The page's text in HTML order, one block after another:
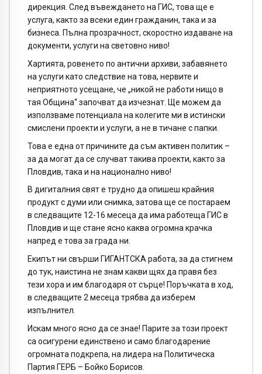
дирекция. След въвеждането на ГИС, това ще е
услуга, както за всеки един гражданин, така и за
бизнеса. Пълна прозрачност, скоростно издаване на
документи, услуги на световно ниво!
Хартията, ровенето по антични архиви, забавянето
на услуги като следствие на това, нервите и
неприятното усещане, че „никой не работи нищо в
тая Община“ започват да изчезнат. Ще можем да
използваме потенциала на колегите ми в истински
смислени проекти и услуги, а не в тичане с папки.
Това е една от причините да съм активен политик –
за да могат да се случват такива проекти, както за
Пловдив, така и на национално ниво!
В дигиталния свят е трудно да опишеш крайния
продукт с думи или снимка, затова ще се постараем
в следващите 12-16 месеца да има работеща ГИС в
Пловдив и ще стане ясно каква огромна крачка
напред е това за града ни.
Екипът ни свърши ГИГАНТСКА работа, за да стигнем
до тук, наистина не знам какви щях да правя без
тези хора и им благодаря от сърце! Поръчката в ход,
в следващите 2 месеца трябва да изберем
изпълнител.
Искам много ясно да се знае! Парите за този проект
са осигурени единствено и само благодарение
огромната подкрепа, на лидера на Политическа
Партия ГЕРБ – Бойко Борисов.